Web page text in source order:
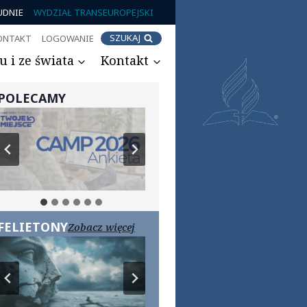
WYDZIAŁ TRANSEUROPEJSKI
LOGOWANIE SZUKAJ
i ze świata Kontakt
Zobacz więcej